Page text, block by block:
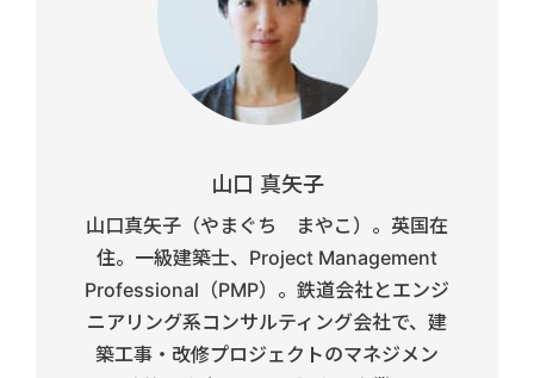
山口 真矢子
山口真矢子（やまぐち まやこ）。英国在
住。一級建築士、Project Management
Professional（PMP）。鉄道会社とエンジ
ニアリング系コンサルティング会社で、建
築工事・改修プロジェクトのマネジメン